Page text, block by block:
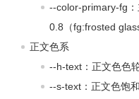
--color-primary-fg
0.8（fg:frosted glass
正文色系
--h-text：正文色色
--s-text：正文色饱